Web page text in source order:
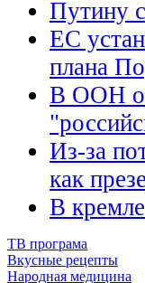
Путину
ЕС
плана
В ООН
Из-за
как
В
ТВ програма
Вкусные рецепты
Народная медицина